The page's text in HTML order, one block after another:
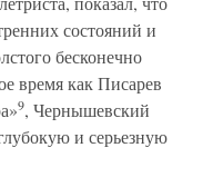
состояний и
бесконечно
время как Писарев
9, Чернышевский
и серьезную